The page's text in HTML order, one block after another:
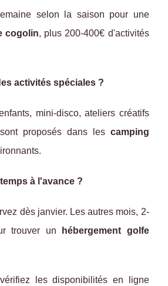
selon la saison pour une
cogolin, plus 200-400€ d'activités
activités spéciales ?
mini-disco, ateliers créatifs
proposés dans les camping
à l'avance ?
dès janvier. Les autres mois, 2-
trouver un
hébergement golfe
vérifiez les disponibilités en ligne